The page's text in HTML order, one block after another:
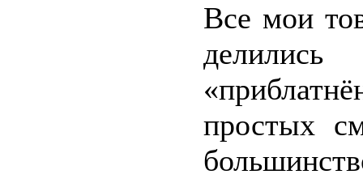
Все мои
простых